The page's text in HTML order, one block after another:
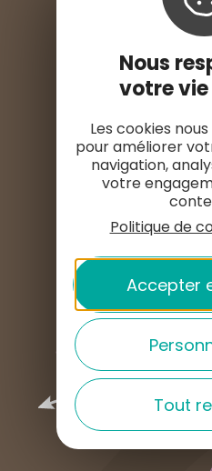
ESPACE
ESPACE
Nous
votre
Les cookies
pour améliorer
navigation,
votre
Politique de
Accepter
Tout